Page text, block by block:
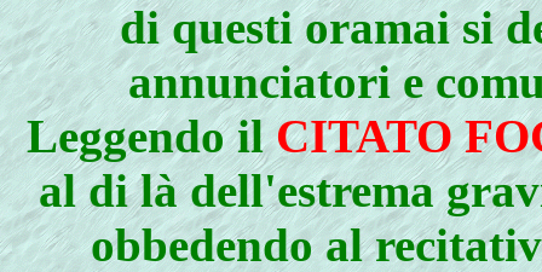
di questi oramai si
annunciatori e
Leggendo ilCITATO
al di là dell'estrema
obbedendo al